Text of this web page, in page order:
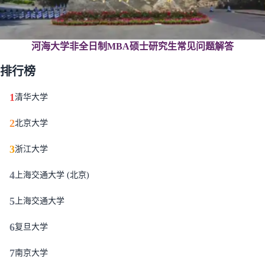
河海大学非全日制MBA硕士研究生常见问题解答
排行榜
1 清华大学
2北京大学
3浙江大学
4 上海交通大学 (北京)
5 上海交通大学
6复旦大学
7南京大学